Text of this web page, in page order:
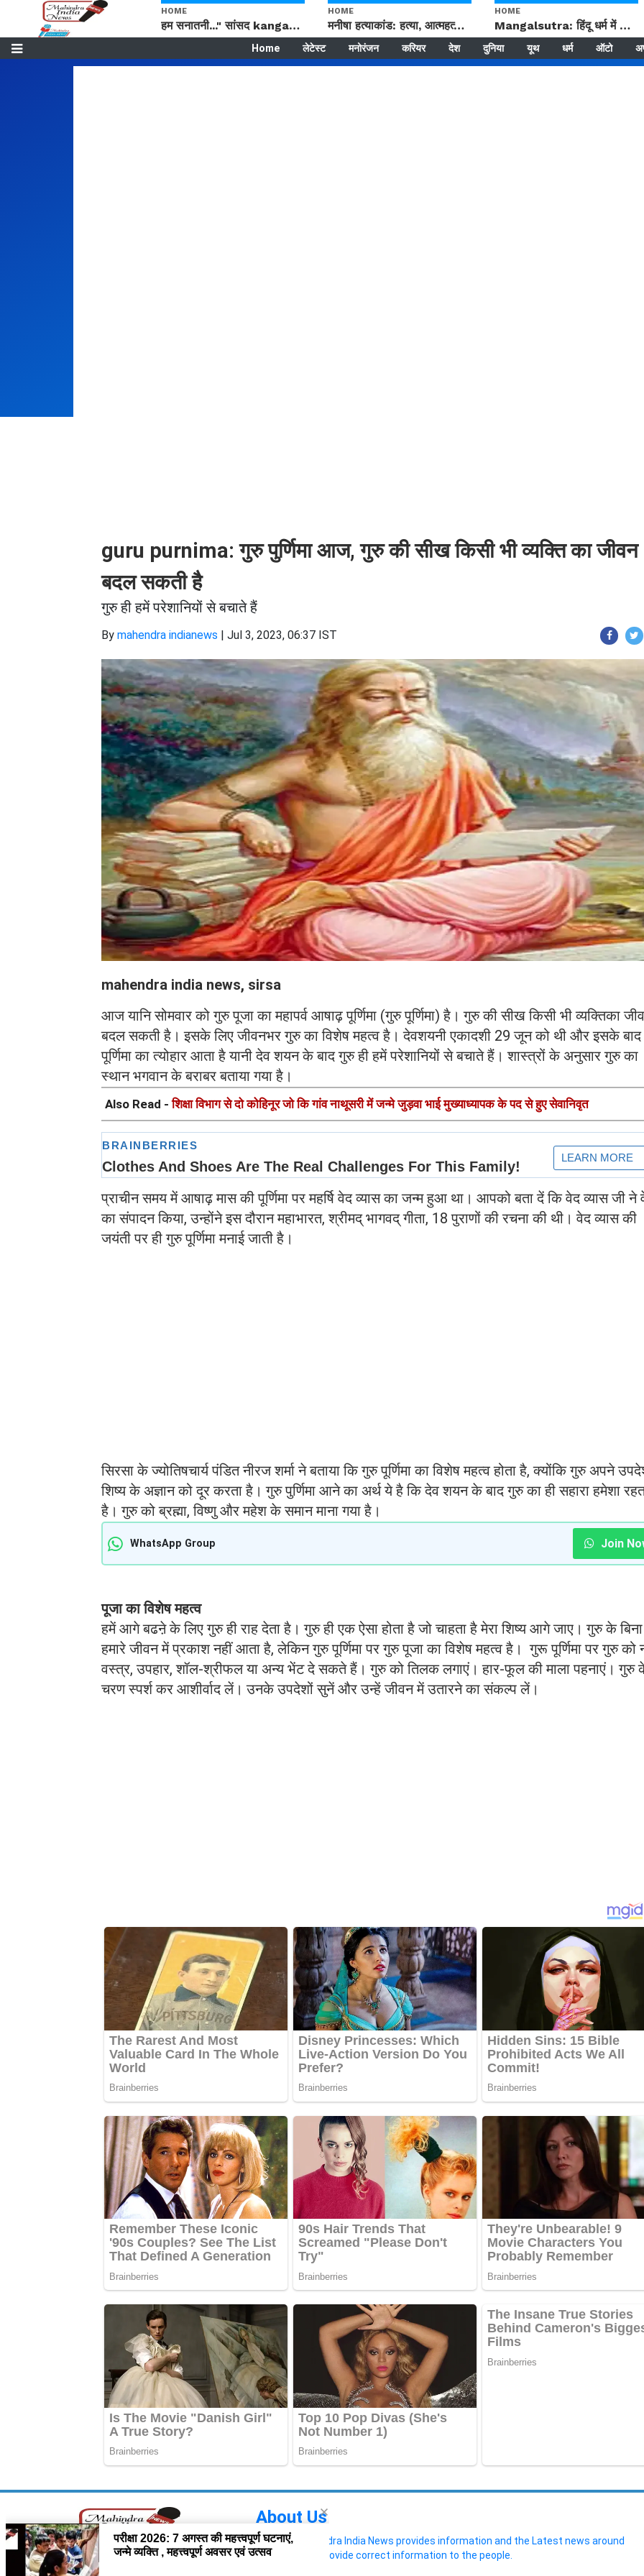
HOME
हम सनातनी..." सांसद kangana Ranaut से क्या बोली लड़की? Viral Jantar-Mantar | CJP protest
HOME
मनीषा हत्याकांड: हत्या, आत्महत्या या कोई बड़ा राज? | Full Story | Josh Haryana
HOME
Mangalsutra: हिंदू धर्म में शादी के बाद मंगलसूत्र क्यों पहनती है महिलाएं, किसने शुरु की ये परंपरा
Home लेटेस्ट मनोरंजन करियर देश दुनिया यूथ धर्म ऑटो
guru purnima: गुरु पुर्णिमा आज, गुरु की सीख किसी भी व्यक्ति का जीवन
बदल सकती है
गुरु ही हमें परेशानियों से बचाते हैं
By mahendra indianews | Jul 3, 2023, 06:37 IST
mahendra india news, sirsa
आज यानि सोमवार को गुरु पूजा का महापर्व आषाढ़ पूर्णिमा (गुरु पूर्णिमा) है। गुरु की सीख किसी भी व्यक्तिका
बदल सकती है। इसके लिए जीवनभर गुरु का विशेष महत्व है। देवशयनी एकादशी 29 जून को थी और इसके
पूर्णिमा का त्योहार आता है यानी देव शयन के बाद गुरु ही हमें परेशानियों से बचाते हैं। शास्त्रों के अनुसार गुरु का
स्थान भगवान के बराबर बताया गया है।
Also Read -शिक्षा विभाग से दो कोहिनूर जो कि गांव नाथूसरी में जन्मे जुड़वा भाई मुख्याध्यापक के पद से हुए सेवानिवृत
प्राचीन समय में आषाढ़ मास की पूर्णिमा पर महर्षि वेद व्यास का जन्म हुआ था। आपको बता दें कि वेद व्यास जी ने
का संपादन किया, उन्होंने इस दौरान महाभारत, श्रीमद् भागवद् गीता, 18 पुराणों की रचना की थी। वेद व्यास की
जयंती पर ही गुरु पूर्णिमा मनाई जाती है।
सिरसा के ज्योतिषचार्य पंडित नीरज शर्मा ने बताया कि गुरु पूर्णिमा का विशेष महत्व होता है, क्योंकि गुरु अपने
शिष्य के अज्ञान को दूर करता है। गुरु पुर्णिमा आने का अर्थ ये है कि देव शयन के बाद गुरु का ही सहारा हमेशा
है। गुरु को ब्रह्मा, विष्णु और महेश के समान माना गया है।
WhatsApp Group Join
पूजा का विशेष महत्व
हमें आगे बढऩे के लिए गुरु ही राह देता है। गुरु ही एक ऐसा होता है जो चाहता है मेरा शिष्य आगे जाए। गुरु के बिना
हमारे जीवन में प्रकाश नहीं आता है, लेकिन गुरु पूर्णिमा पर गुरु पूजा का विशेष महत्व है। गुरू पूर्णिमा पर गुरु को
वस्त्र, उपहार, शॉल-श्रीफल या अन्य भेंट दे सकते हैं। गुरु को तिलक लगाएं। हार-फूल की माला पहनाएं। गुरु
चरण स्पर्श कर आशीर्वाद लें। उनके उपदेशों सुनें और उन्हें जीवन में उतारने का संकल्प लें।
About Us
Our Site Mahendra India News provides information and the Latest news around
the world. We provide correct information to the people.